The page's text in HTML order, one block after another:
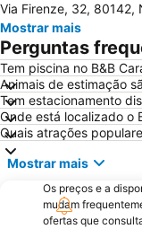
Porto di Ischia
Duomo di Salerno
Spaccanapoli
Marina Grande
Chiesa del Gesù
Tam
Via Chiaia
Porto di Salerno
Galleria Umberto I
Via Firenze, 32, 80142,
Mostrar mais
Perguntas
Tem piscina no B&B
Animais de estimação
Tem estacionamento
Onde está localizado o
Quais atrações
Mostrar mais
Os preços e a
mudam
ofertas que